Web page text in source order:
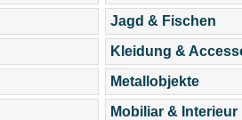
Jagd & Fischen
Kleidung &
Metallobjekte
Mobiliar & Interieur